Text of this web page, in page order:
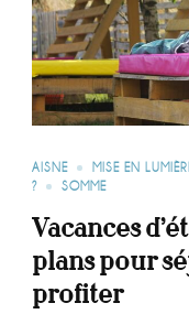
AISNE MISE EN
?
SOMME
Vacances
plans pour
profiter